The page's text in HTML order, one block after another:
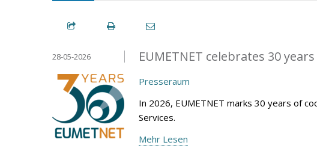
EUMETNET celebrates 30
28-05-2026
Presseraum
In 2026, EUMETNET marks 30 years of
Services.
Mehr Lesen